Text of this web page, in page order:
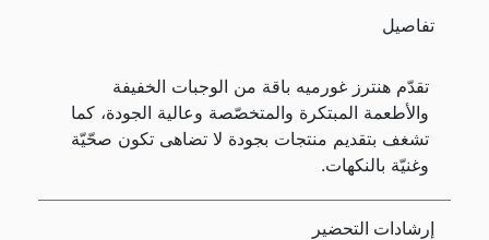
تفاصيل
تقدّم هنترز غورميه باقة من الوجبات الخفيفة
والأطعمة المبتكرة والمتخصّصة وعالية الجودة، كما
تشغف بتقديم منتجات بجودة لا تضاهى تكون صحّيّة
وغنيّة بالنكهات.
إرشادات التحضير